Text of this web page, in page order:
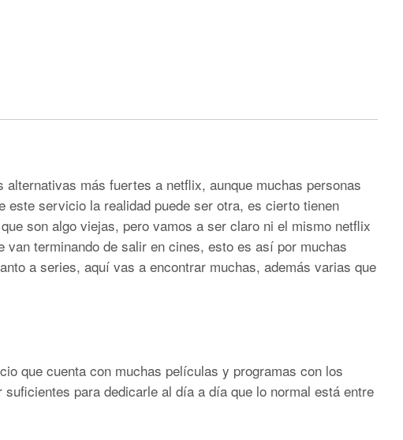
alternativas más fuertes a netflix, aunque muchas personas
este servicio la realidad puede ser otra, es cierto tienen
son algo viejas, pero vamos a ser claro ni el mismo netflix
van terminando de salir en cines, esto es así por muchas
a series, aquí vas a encontrar muchas, además varias que
que cuenta con muchas películas y programas con los
suficientes para dedicarle al día a día que lo normal está entre